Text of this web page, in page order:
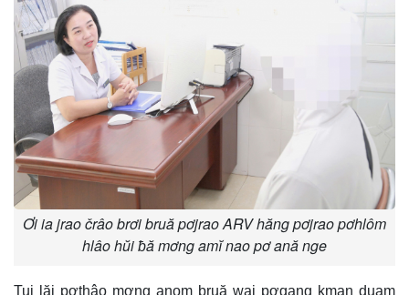
Ơi ia jrao črâo brơi bruă pơjrao ARV hăng pơjrao pơhlôm
hlâo hŭi ƀă mơng amĭ nao pơ ană nge
Tui lăi pơthâo mơng anom bruă wai pơgang kman duam